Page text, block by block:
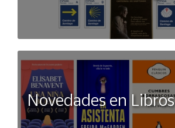
Novedades en Libros